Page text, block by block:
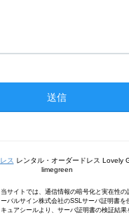
ス レンタル・オーダードレス Lovely
limegreen
当サイトでは、通信情報の暗号化と実在性
ーバルサイン株式会社のSSLサーバ証明書を
キュアシールより、サーバ証明書の検証結果